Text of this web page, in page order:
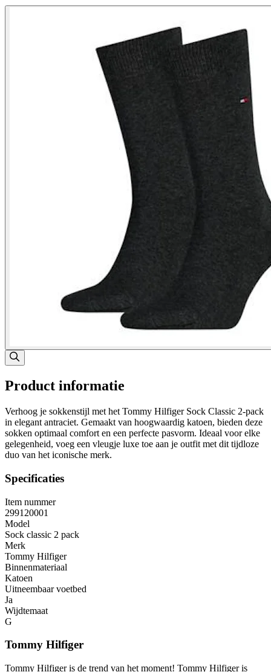
Product informatie
Verhoog je sokkenstijl met het Tommy Hilfiger Sock Classic 2-pack
in elegant antraciet. Gemaakt van hoogwaardig katoen, bieden deze
sokken optimaal comfort en een perfecte pasvorm. Ideaal voor elke
gelegenheid, voeg een vleugje luxe toe aan je outfit met dit tijdloze
duo van het iconische merk.
Specificaties
Item nummer
299120001
Model
Sock classic 2 pack
Merk
Tommy Hilfiger
Binnenmateriaal
Katoen
Uitneembaar voetbed
Ja
Wijdtemaat
G
Tommy Hilfiger
Tommy Hilfiger is de trend van het moment! Tommy Hilfiger is